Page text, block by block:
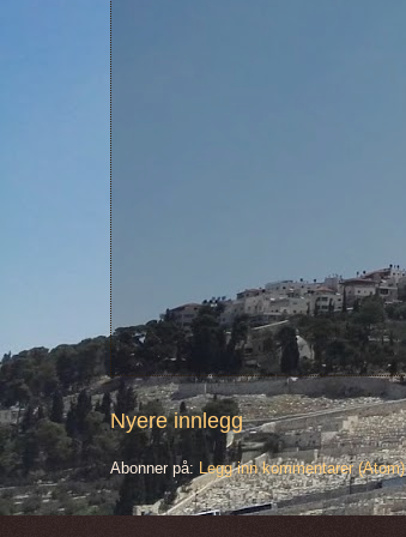
Nyere innlegg
Abonner på: Legg inn kommentarer (Atom)